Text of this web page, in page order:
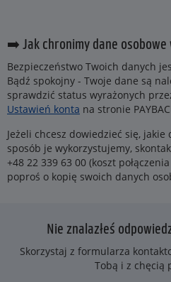
➡️ Jak chronimy dane osobowe
Bezpieczeństwo Twoich danych
Bądź spokojny - Twoje dane są
sprawdzić status wyrażonych
Ustawień konta na stronie
Jeżeli chcesz dowiedzieć się,
sposób je wykorzystujemy,
+48 22 339 63 00 (koszt
poproś o kopię swoich danych
Nie znalazłeś
Skorzystaj z formularza
Tobą i z chęcią